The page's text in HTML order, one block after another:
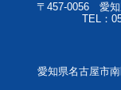
〒457-0056 愛
TEL：
愛知県名古屋市